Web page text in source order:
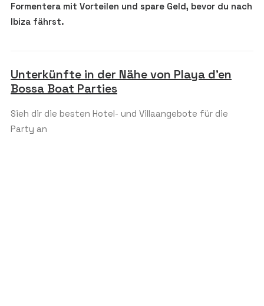
Formentera mit Vorteilen und spare Geld, bevor du nach
Ibiza fährst.
Unterkünfte in der Nähe von Playa d’en
Bossa Boat Parties
Sieh dir die besten Hotel- und Villaangebote für die
Party an